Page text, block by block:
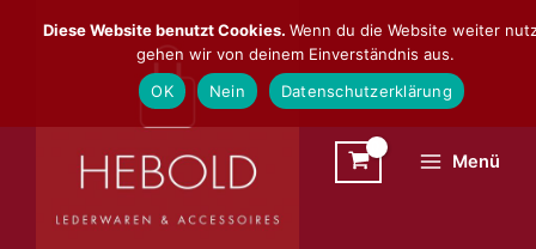
Inhalt
Menü
Diese Website benutzt Cookies. Wenn du die Website weiter
gehen wir von deinem Einverständnis aus.
OK
Nein Datenschutzerklärung